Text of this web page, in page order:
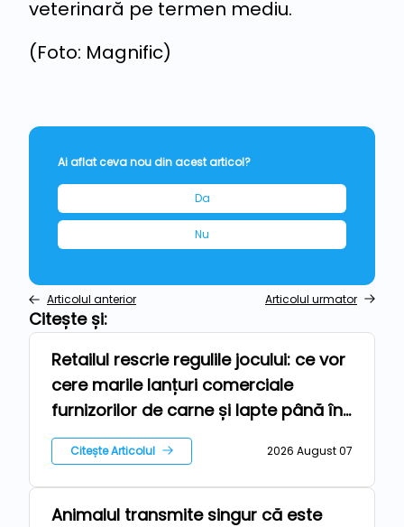
veterinară pe termen mediu.
(Foto: Magnific)
Ai aflat ceva nou din acest articol?
Da
Nu
Articolul anterior Articolul urmator
Citește și:
Repere
Retailul rescrie regulile jocului: ce vor
cere marile lanțuri comerciale
furnizorilor de carne și lapte până în
2030
Citește Articolul 2026 August 07
Tehnologii
Animalul transmite singur că este